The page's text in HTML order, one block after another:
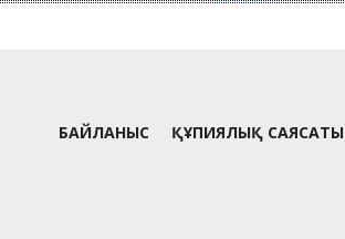
БАЙЛАНЫС ҚҰПИЯЛЫҚ САЯСАТЫ